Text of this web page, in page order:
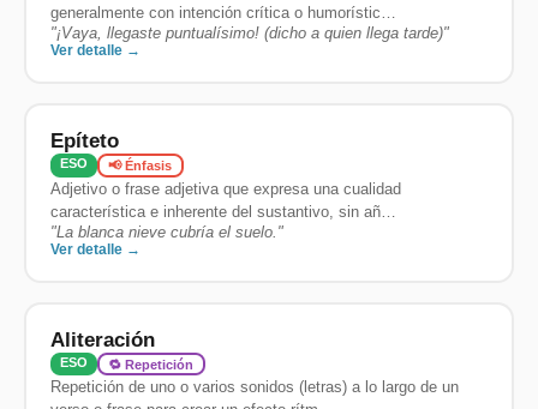
generalmente con intención crítica o humorístic…
"¡Vaya, llegaste puntualísimo! (dicho a quien llega tarde)"
Ver detalle →
Epíteto
ESO 📢 Énfasis
Adjetivo o frase adjetiva que expresa una cualidad
característica e inherente del sustantivo, sin añ…
"La blanca nieve cubría el suelo. "
Ver detalle →
Aliteración
ESO 🔁 Repetición
Repetición de uno o varios sonidos (letras) a lo largo de un